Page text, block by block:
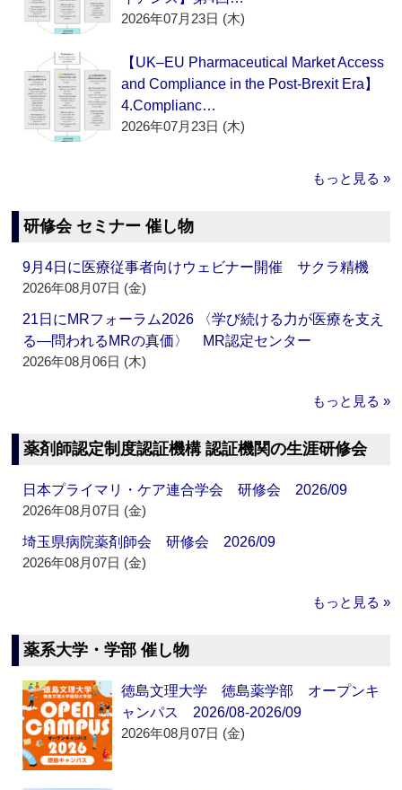
2026年07月23日 (木)
【UK–EU Pharmaceutical Market Access
and Compliance in the Post-Brexit Era】
4.Complianc…
2026年07月23日 (木)
もっと見る »
研修会 セミナー 催し物
9月4日に医療従事者向けウェビナー開催 サクラ精機
2026年08月07日 (金)
21日にMRフォーラム2026 〈学び続ける力が医療を支え
る―問われるMRの真価〉 MR認定センター
2026年08月06日 (木)
もっと見る »
薬剤師認定制度認証機構 認証機関の生涯研修会
日本プライマリ・ケア連合学会 研修会 2026/09
2026年08月07日 (金)
埼玉県病院薬剤師会 研修会 2026/09
2026年08月07日 (金)
もっと見る »
薬系大学・学部 催し物
徳島文理大学 徳島薬学部 オープンキ
ャンパス 2026/08-2026/09
2026年08月07日 (金)